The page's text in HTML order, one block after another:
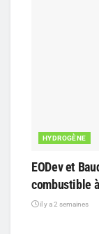
HYDROGÈNE
EODev et
combustible
il y a 2 semaines